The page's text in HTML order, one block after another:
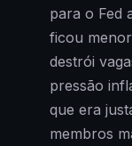
para o Fed
ficou
destrói
pressão
que era
membros